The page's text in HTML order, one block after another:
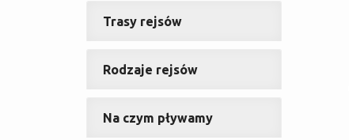
Trasy rejsów
Rodzaje rejsów
Na czym pływamy